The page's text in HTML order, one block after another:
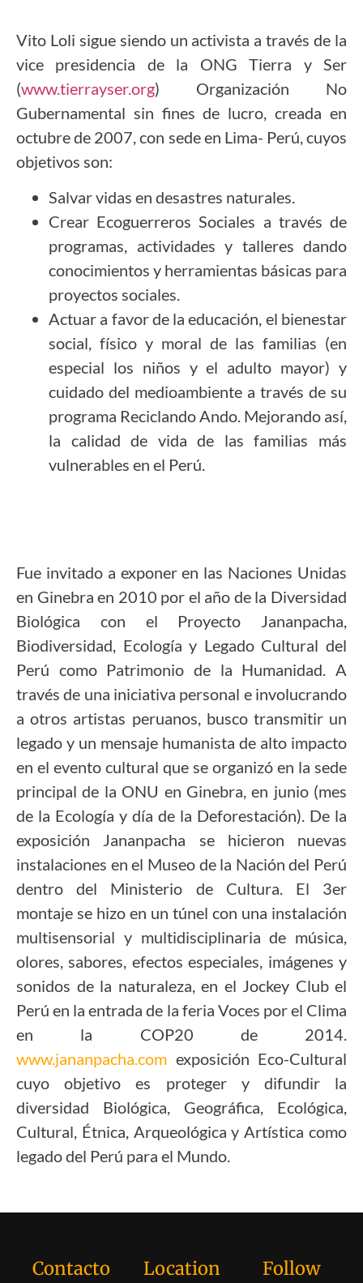
Vito Loli sigue siendo un activista a través de la
vice presidencia de la ONG Tierra y Ser
(www.tierrayser.org) Organización No
Gubernamental sin fines de lucro, creada en
octubre de 2007, con sede en Lima- Perú, cuyos
objetivos son:
Salvar vidas en desastres naturales.
Crear Ecoguerreros Sociales a través de
programas, actividades y talleres dando
conocimientos y herramientas básicas para
proyectos sociales.
Actuar a favor de la educación, el bienestar
social, físico y moral de las familias (en
especial los niños y el adulto mayor) y
cuidado del medioambiente a través de su
programa Reciclando Ando. Mejorando así,
la calidad de vida de las familias más
vulnerables en el Perú.
Fue invitado a exponer en las Naciones Unidas
en Ginebra en 2010 por el año de la Diversidad
Biológica con el Proyecto Jananpacha,
Biodiversidad, Ecología y Legado Cultural del
Perú como Patrimonio de la Humanidad. A
través de una iniciativa personal e involucrando
a otros artistas peruanos, busco transmitir un
legado y un mensaje humanista de alto impacto
en el evento cultural que se organizó en la sede
principal de la ONU en Ginebra, en junio (mes
de la Ecología y día de la Deforestación). De la
exposición Jananpacha se hicieron nuevas
instalaciones en el Museo de la Nación del Perú
dentro del Ministerio de Cultura. El 3er
montaje se hizo en un túnel con una instalación
multisensorial y multidisciplinaria de música,
olores, sabores, efectos especiales, imágenes y
sonidos de la naturaleza, en el Jockey Club el
Perú en la entrada de la feria Voces por el Clima
en la COP20 de 2014.
www.jananpacha.com exposición Eco-Cultural
cuyo objetivo es proteger y difundir la
diversidad Biológica, Geográfica, Ecológica,
Cultural, Étnica, Arqueológica y Artística como
legado del Perú para el Mundo.
Contacto Location Follow